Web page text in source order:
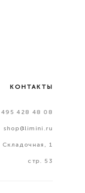
КОНТАКТЫ
495 428 48 08
shop@limini.ru
Складочная, 1
стр. 53